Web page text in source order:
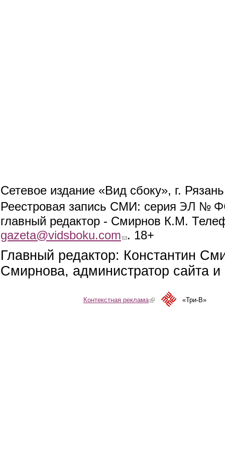
Сетевое издание «Вид сбоку», г.
Реестровая запись СМИ: серия ЭЛ №
главный редактор - Смирнов К.М.
gazeta@vidsboku.com (link sends e-mail)
. 18+
Главный редактор: Константин
Смирнова, администратор сайта
Контекстная реклама(link is external)«Три-В»